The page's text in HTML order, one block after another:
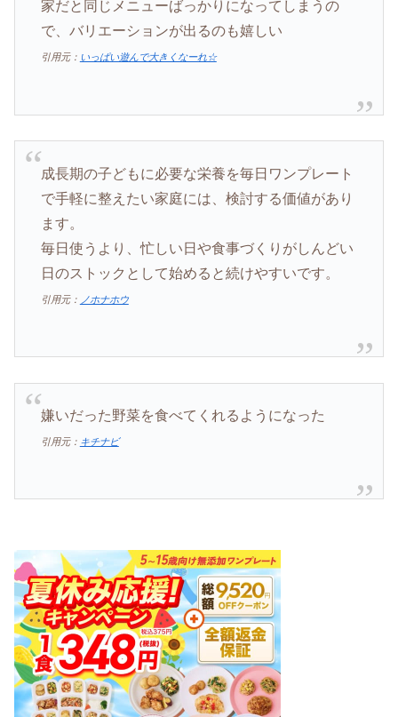
家だと同じメニューばっかりになってしまうの
で、バリエーションが出るのも嬉しい
引用元： いっぱい遊んで大きくなーれ☆
成長期の子どもに必要な栄養を毎日ワンプレート
で手軽に整えたい家庭には、検討する価値があり
ます。
毎日使うより、忙しい日や食事づくりがしんどい
日のストックとして始めると続けやすいです。
引用元： ノホナホウ
嫌いだった野菜を食べてくれるようになった
引用元： キチナビ